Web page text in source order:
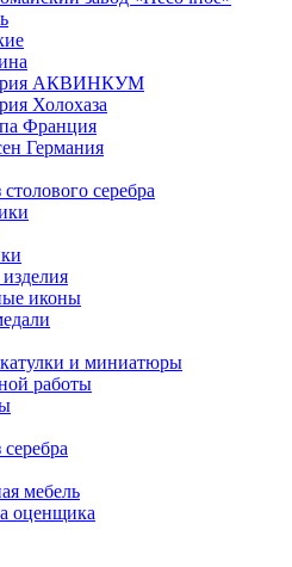
АКВИНКУМ
Холохаза
Франция
Германия
серебра
иконы
и миниатюры
работы
мебель
оценщика